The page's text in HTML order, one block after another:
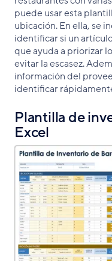
puede usar esta
ubicación. En ella, se
identificar si un
que ayuda a priorizar
evitar la escasez.
información del
identificar
Plantilla de
Excel